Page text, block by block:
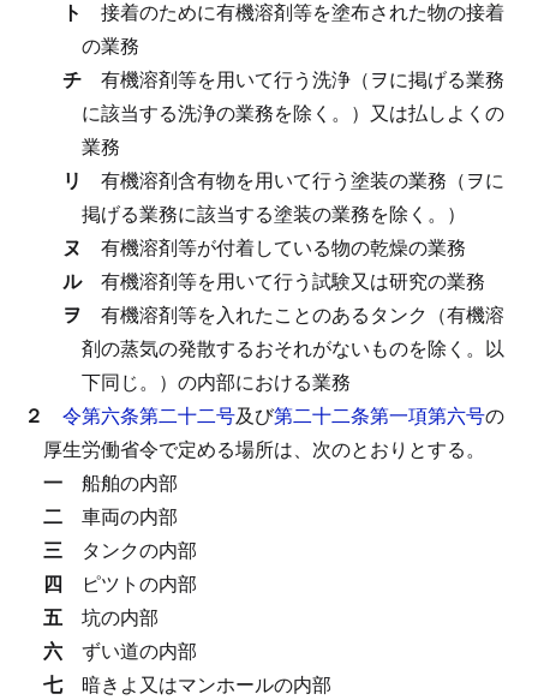
ト
接着のために有機溶剤等を塗布された物の接着
の業務
チ
有機溶剤等を用いて行う洗浄（ヲに掲げる業務
に該当する洗浄の業務を除く。）又は払しよくの
業務
リ
有機溶剤含有物を用いて行う塗装の業務（ヲに
掲げる業務に該当する塗装の業務を除く。）
ヌ
有機溶剤等が付着している物の乾燥の業務
ル
有機溶剤等を用いて行う試験又は研究の業務
ヲ
有機溶剤等を入れたことのあるタンク（有機溶
剤の蒸気の発散するおそれがないものを除く。以
下同じ。）の内部における業務
２
令第六条第二十二号及び第二十二条第一項第六号の
厚生労働省令で定める場所は、次のとおりとする。
一
船舶の内部
二
車両の内部
三
タンクの内部
四
ピツトの内部
五
坑の内部
六
ずい道の内部
七
暗きよ又はマンホールの内部